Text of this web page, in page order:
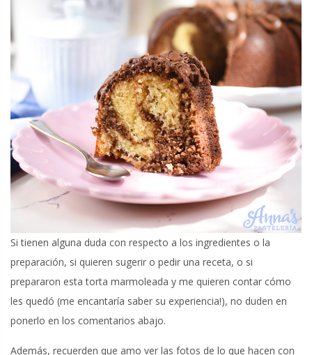
Si tienen alguna duda con respecto a los ingredientes o la
preparación, si quieren sugerir o pedir una receta, o si
prepararon esta torta marmoleada y me quieren contar cómo
les quedó (me encantaría saber su experiencia!), no duden en
ponerlo en los comentarios abajo.
Además, recuerden que amo ver las fotos de lo que hacen con